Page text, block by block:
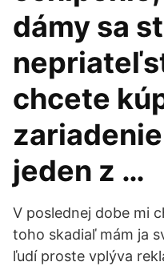
dámy sa
chcete
jeden z …
V poslednej dobe mi
toho skadiaľ mám ja
ľudí proste vplýva